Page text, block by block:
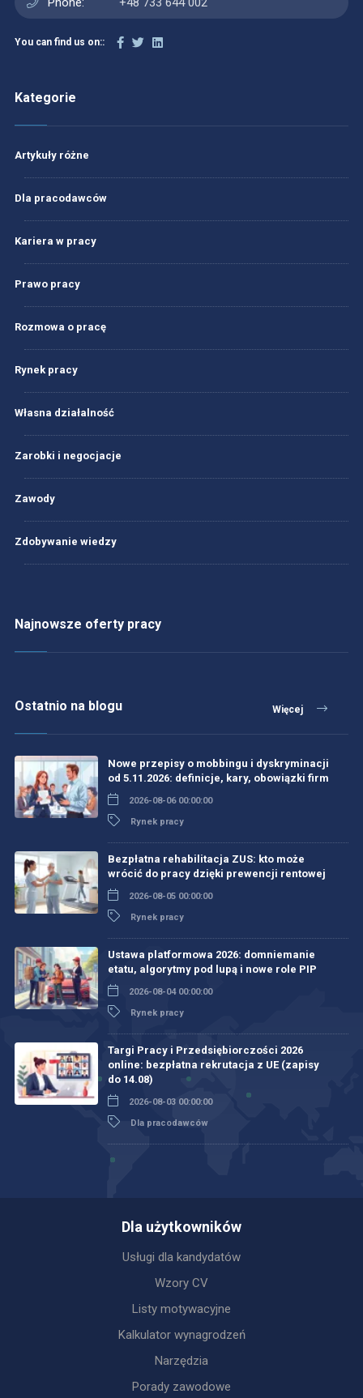
You can find us on::
Kategorie
Artykuły różne
Dla pracodawców
Kariera w pracy
Prawo pracy
Rozmowa o pracę
Rynek pracy
Własna działalność
Zarobki i negocjacje
Zawody
Zdobywanie wiedzy
Najnowsze oferty pracy
Ostatnio na blogu Więcej
Nowe przepisy o mobbingu i dyskryminacji
od 5.11.2026: definicje, kary, obowiązki firm
2026-08-06 00:00:00
Rynek pracy
Bezpłatna rehabilitacja ZUS: kto może
wrócić do pracy dzięki prewencji rentowej
2026-08-05 00:00:00
Rynek pracy
Ustawa platformowa 2026: domniemanie
etatu, algorytmy pod lupą i nowe role PIP
2026-08-04 00:00:00
Rynek pracy
Targi Pracy i Przedsiębiorczości 2026
online: bezpłatna rekrutacja z UE (zapisy
do 14.08)
2026-08-03 00:00:00
Dla pracodawców
Dla użytkowników
Usługi dla kandydatów
Wzory CV
Listy motywacyjne
Kalkulator wynagrodzeń
Narzędzia
Porady zawodowe